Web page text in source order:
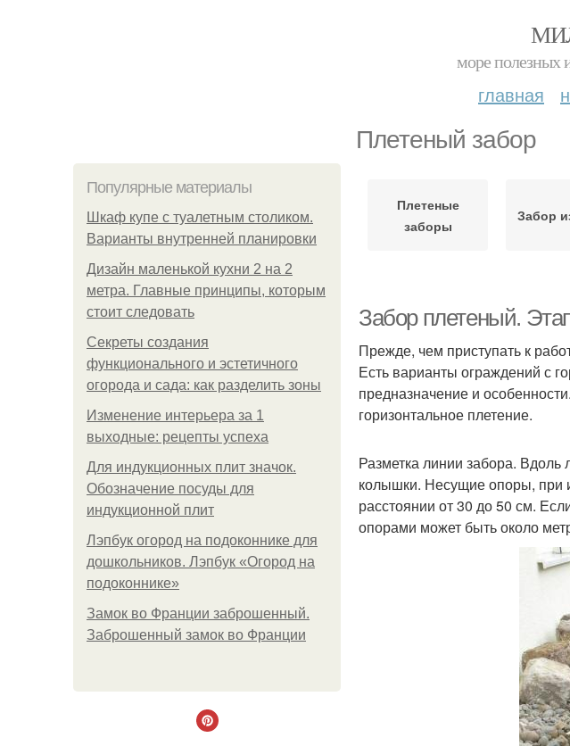
море полезных
главная
Плетеный забор
Популярные материалы
Шкаф купе с туалетным столиком.
Варианты внутренней планировки
Дизайн маленькой кухни 2 на 2
метра. Главные принципы, которым
стоит следовать
Секреты создания
функционального и эстетичного
огорода и сада: как разделить зоны
Изменение интерьера за 1
выходные: рецепты успеха
Для индукционных плит значок.
Обозначение посуды для
индукционной плит
Лэпбук огород на подоконнике для
дошкольников. Лэпбук «Огород на
подоконнике»
Замок во Франции заброшенный.
Заброшенный замок во Франции
Плетеные
заборы
Забор
Забор плетеный.
Прежде, чем приступать к
Есть варианты ограждений с
предназначение и
горизонтальное плетение.
Разметка линии забора.
колышки. Несущие опоры, при
расстоянии от 30 до 50 см.
опорами может быть около